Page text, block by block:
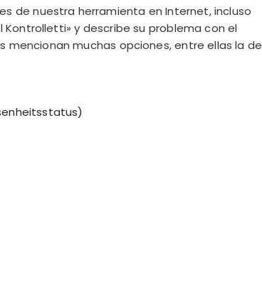
de nuestra herramienta en Internet, incluso
Kontrolletti» y describe su problema con el
mencionan muchas opciones, entre ellas la de